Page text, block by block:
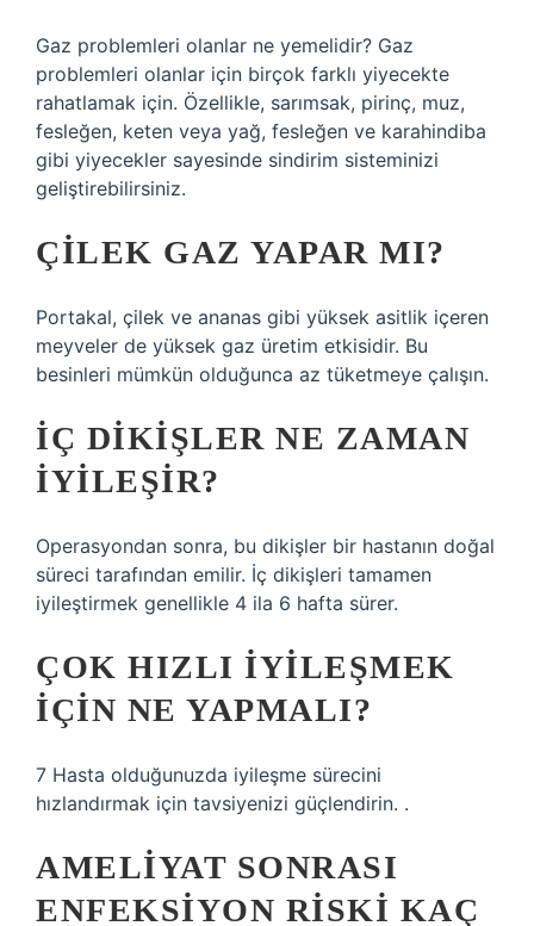
Gaz problemleri olanlar ne yemelidir? Gaz
problemleri olanlar için birçok farklı yiyecekte
rahatlamak için. Özellikle, sarımsak, pirinç, muz,
fesleğen, keten veya yağ, fesleğen ve karahindiba
gibi yiyecekler sayesinde sindirim sisteminizi
geliştirebilirsiniz.
ÇILEK GAZ YAPAR MI?
Portakal, çilek ve ananas gibi yüksek asitlik içeren
meyveler de yüksek gaz üretim etkisidir. Bu
besinleri mümkün olduğunca az tüketmeye çalışın.
İÇ DIKIŞLER NE ZAMAN
IYILEŞIR?
Operasyondan sonra, bu dikişler bir hastanın doğal
süreci tarafından emilir. İç dikişleri tamamen
iyileştirmek genellikle 4 ila 6 hafta sürer.
ÇOK HIZLI IYILEŞMEK
IÇIN NE YAPMALI?
7 Hasta olduğunuzda iyileşme sürecini
hızlandırmak için tavsiyenizi güçlendirin. .
AMELIYAT SONRASI
ENFEKSIYON RISKI KAÇ